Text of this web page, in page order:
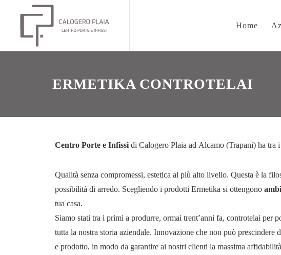
Home
ERMETIKA CONTROTELAI
Centro Porte e Infissi di Calogero Plaia ad Alcamo (Trapani) ha tra
Qualità senza compromessi, estetica al più alto livello. Questa è la
possibilità di arredo. Scegliendo i prodotti Ermetika si ottengono
tua casa.
Siamo stati tra i primi a produrre, ormai trent’anni fa, controtelai per
tutta la nostra storia aziendale. Innovazione che non può
e prodotto, in modo da garantire ai nostri clienti la massima